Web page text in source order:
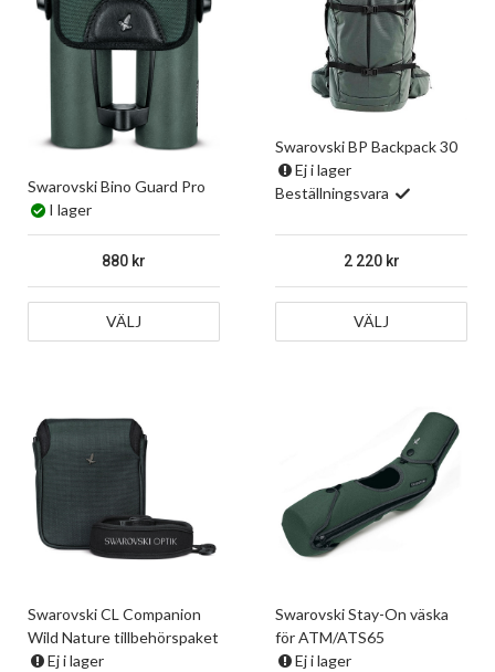
Swarovski Bino Guard Pro
I lager
880
VÄLJ
Swarovski BP Backpack 30
Ej i lager
Beställningsvara
2 220
VÄLJ
Swarovski CL Companion
Wild Nature tillbehörspaket
Ej i lager
Swarovski Stay-On väska
för ATM/ATS65
Ej i lager